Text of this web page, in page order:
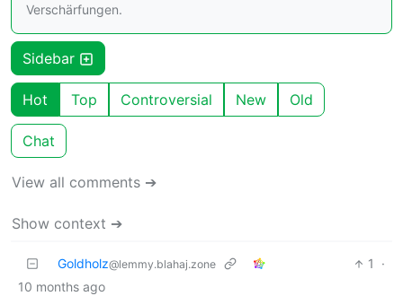
Verschärfungen.
Sidebar
Hot Top Controversial New Old
Chat
View all comments ➔
Show context ➔
Goldholz@lemmy.blahaj.zone 1
·
10 months ago